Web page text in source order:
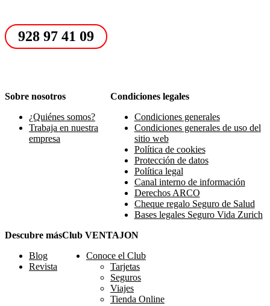
928 97 41 09
Sobre nosotros
¿Quiénes somos?
Trabaja en nuestra
empresa
Condiciones legales
Condiciones generales
Condiciones generales de uso del
sitio web
Política de cookies
Protección de datos
Política legal
Canal interno de información
Derechos ARCO
Cheque regalo Seguro de Salud
Bases legales Seguro Vida Zurich
Descubre más
Blog
Revista
Club VENTAJON
Conoce el Club
Tarjetas
Seguros
Viajes
Tienda Online